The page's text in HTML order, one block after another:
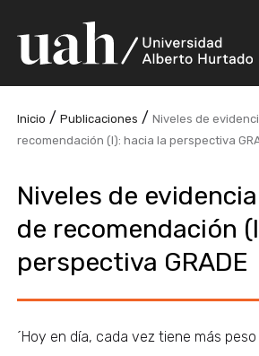
Inicio /Publicaciones /Niveles de
recomendación (I): hacia la perspectiva
Niveles de
de recomendación
perspectiva GRADE
´Hoy en día, cada vez tiene más